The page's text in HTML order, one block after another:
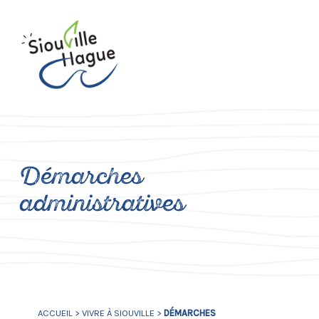
Démarches
administratives
ACCUEIL > VIVRE À SIOUVILLE > DÉMARCHES